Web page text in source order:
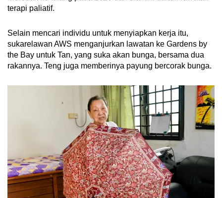
terapi paliatif.
Selain mencari individu untuk menyiapkan kerja itu,
sukarelawan AWS menganjurkan lawatan ke Gardens by
the Bay untuk Tan, yang suka akan bunga, bersama dua
rakannya. Teng juga memberinya payung bercorak bunga.